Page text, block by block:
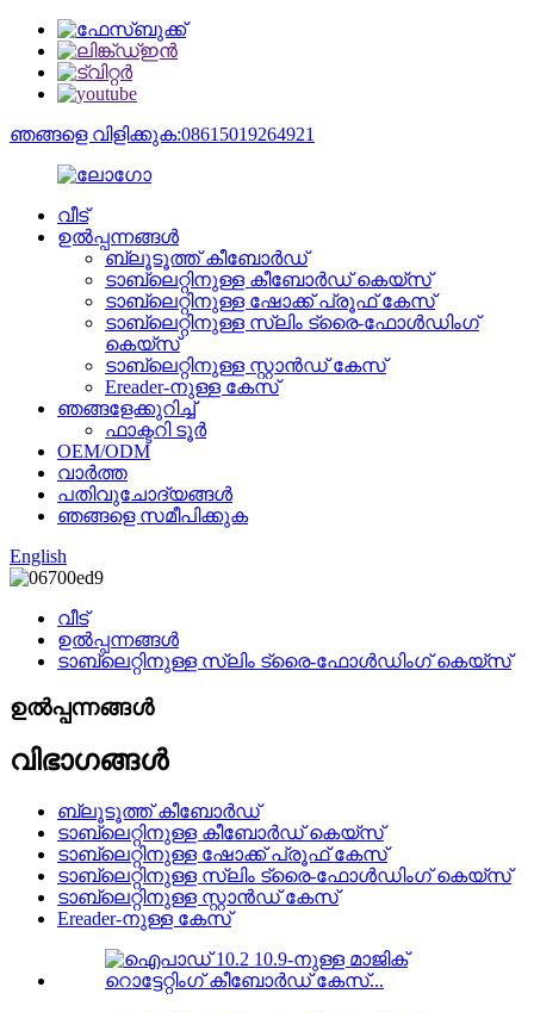
ഞങ്ങളെ വിളിക്കുക:08615019264921
വീട്
ഉൽപ്പന്നങ്ങൾ
ബ്ലൂടൂത്ത് കീബോർഡ്
ടാബ്‌ലെറ്റിനുള്ള കീബോർഡ് കെയ്‌സ്
ടാബ്‌ലെറ്റിനുള്ള ഷോക്ക് പ്രൂഫ് കേസ്
ടാബ്‌ലെറ്റിനുള്ള സ്ലിം ട്രൈ-ഫോൾഡിംഗ്
കെയ്‌സ്
ടാബ്‌ലെറ്റിനുള്ള സ്റ്റാൻഡ് കേസ്
Ereader-നുള്ള കേസ്
ഞങ്ങളേക്കുറിച്ച്
ഫാക്ടറി ടൂർ
OEM/ODM
വാർത്ത
പതിവുചോദ്യങ്ങൾ
ഞങ്ങളെ സമീപിക്കുക
English
വീട്
ഉൽപ്പന്നങ്ങൾ
ടാബ്‌ലെറ്റിനുള്ള സ്ലിം ട്രൈ-ഫോൾഡിംഗ് കെയ്‌സ്
ഉൽപ്പന്നങ്ങൾ
വിഭാഗങ്ങൾ
ബ്ലൂടൂത്ത് കീബോർഡ്
ടാബ്‌ലെറ്റിനുള്ള കീബോർഡ് കെയ്‌സ്
ടാബ്‌ലെറ്റിനുള്ള ഷോക്ക് പ്രൂഫ് കേസ്
ടാബ്‌ലെറ്റിനുള്ള സ്ലിം ട്രൈ-ഫോൾഡിംഗ് കെയ്‌സ്
ടാബ്‌ലെറ്റിനുള്ള സ്റ്റാൻഡ് കേസ്
Ereader-നുള്ള കേസ്